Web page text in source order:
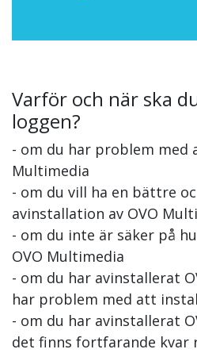
Varför och när ska
loggen?
- om du har problem med
Multimedia
- om du vill ha en bättre
avinstallation av OVO
- om du inte är säker på
OVO Multimedia
- om du har avinstallerat
har problem med att
- om du har avinstallerat
det finns fortfarande kvar